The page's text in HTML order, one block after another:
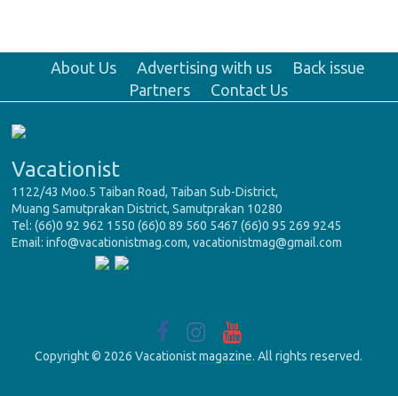
About Us Advertising with us
Back issue
Partners
Contact Us
Vacationist
1122/43 Moo.5 Taiban Road, Taiban Sub-District,
Muang Samutprakan District, Samutprakan 10280
Tel: (66)0 92 962 1550 (66)0 89 560 5467 (66)0 95 269 9245
Email: info@vacationistmag.com, vacationistmag@gmail.com
Copyright © 2026 Vacationistmagazine. All rights reserved.